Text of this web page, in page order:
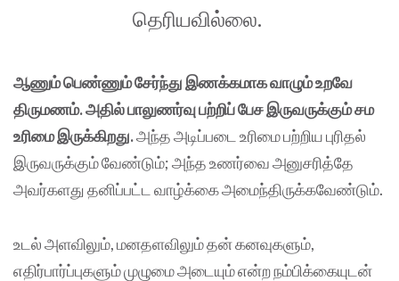
தெரியவில்லை.
ஆணும் பெண்ணும் சேர்ந்து இணக்கமாக வாழும் உறவே
திருமணம். அதில் பாலுணர்வு பற்றிப் பேச இருவருக்கும் சம
உரிமை இருக்கிறது.அந்த அடிப்படை உரிமை பற்றிய புரிதல்
இருவருக்கும் வேண்டும்; அந்த உணர்வை அனுசரித்தே
அவர்களது தனிப்பட்ட வாழ்க்கை அமைந்திருக்கவேண்டும்.
உடல் அளவிலும், மனதளவிலும் தன் கனவுகளும்,
எதிர்பார்ப்புகளும் முழுமை அடையும் என்ற நம்பிக்கையுடன்